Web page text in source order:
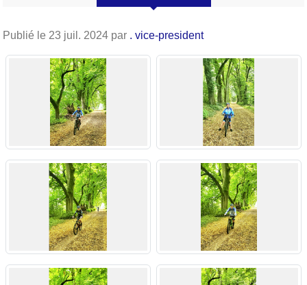
Publié le 23 juil. 2024 par . vice-president